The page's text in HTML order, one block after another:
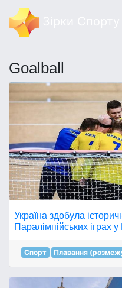
Goalball
Україна здобула
Паралімпійських іграх
Спорт Плавання